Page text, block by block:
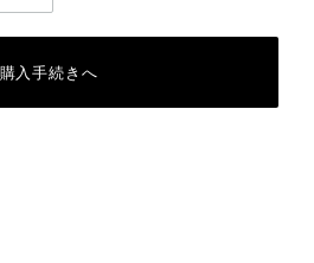
購入手続きへ